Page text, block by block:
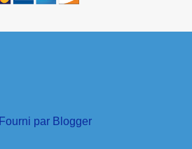
Fourni par Blogger